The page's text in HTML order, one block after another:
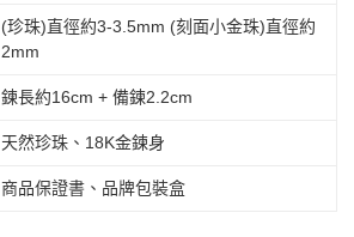
(珍珠)直徑約3-3.5mm (刻面小金珠)直徑約
2mm
鍊長約16cm + 備鍊2.2cm
天然珍珠、18K金鍊身
商品保證書、品牌包裝盒